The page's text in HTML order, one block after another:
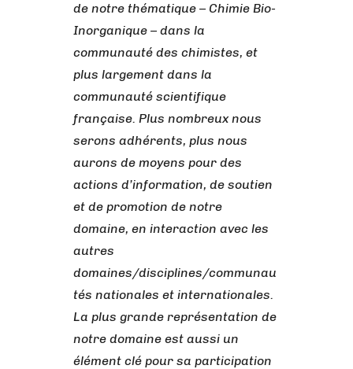
de notre thématique – Chimie Bio-
Inorganique – dans la
communauté des chimistes, et
plus largement dans la
communauté scientifique
française. Plus nombreux nous
serons adhérents, plus nous
aurons de moyens pour des
actions d’information, de soutien
et de promotion de notre
domaine, en interaction avec les
autres
domaines/disciplines/communau
tés nationales et internationales.
La plus grande représentation de
notre domaine est aussi un
élément clé pour sa participation